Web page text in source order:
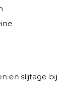
en slijtage bij